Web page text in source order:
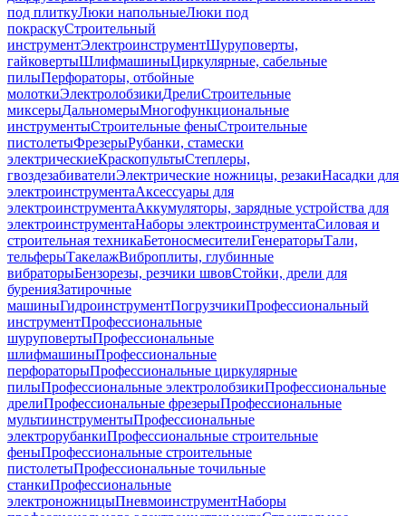
под плиткуЛюки напольныеЛюки под
покраскуСтроительный
инструментЭлектроинструментШуруповерты,
гайковертыШлифмашиныЦиркулярные, сабельные
пилыПерфораторы, отбойные
молоткиЭлектролобзикиДрелиСтроительные
миксерыДальномерыМногофункциональные
инструментыСтроительные феныСтроительные
пистолетыФрезерыРубанки, стамески
электрическиеКраскопультыСтеплеры,
гвоздезабивателиЭлектрические ножницы, резакиНасадки для
электроинструментаАксессуары для
электроинструментаАккумуляторы, зарядные устройства для
электроинструментаНаборы электроинструментаСиловая и
строительная техникаБетоносмесителиГенераторыТали,
тельферыТакелажВиброплиты, глубинные
вибраторыБензорезы, резчики швовСтойки, дрели для
буренияЗатирочные
машиныГидроинструментПогрузчикиПрофессиональный
инструментПрофессиональные
шуруповертыПрофессиональные
шлифмашиныПрофессиональные
перфораторыПрофессиональные циркулярные
пилыПрофессиональные электролобзикиПрофессиональные
дрелиПрофессиональные фрезерыПрофессиональные
мультиинструментыПрофессиональные
электрорубанкиПрофессиональные строительные
феныПрофессиональные строительные
пистолетыПрофессиональные точильные
станкиПрофессиональные
электроножницыПневмоинструментНаборы